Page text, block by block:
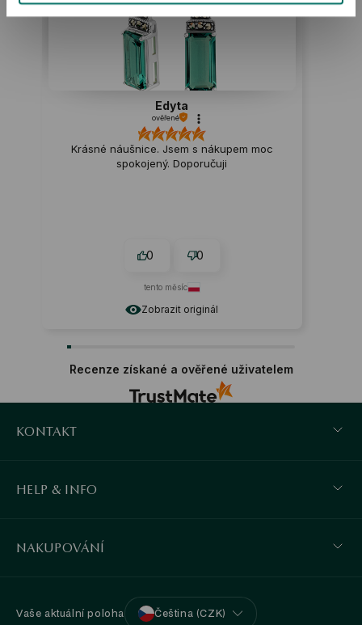
Zobrazit originál
Edyta
ověřené
Krásné náušnice. Jsem s nákupem moc
spokojený. Doporučuji
0 0
tento měsíc
Recenze získané a ověřené uživatelem
KONTAKT
HELP & INFO
NAKUPOVÁNÍ
Vaše aktuální poloha Čeština (CZK)